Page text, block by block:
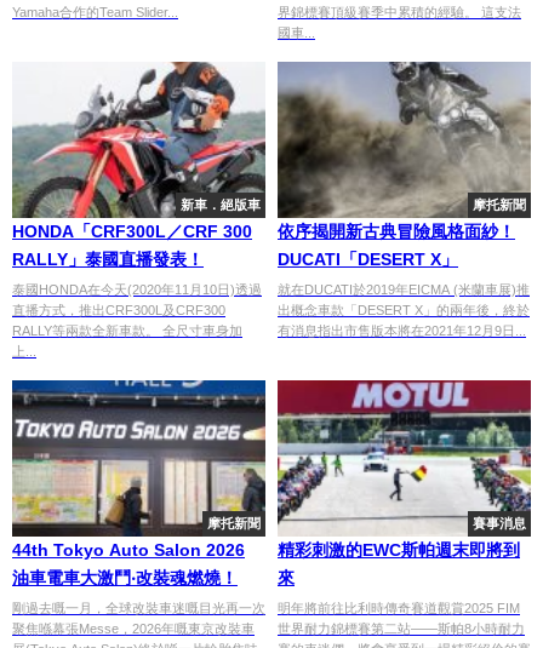
Yamaha合作的Team Slider...
界錦標賽頂級賽季中累積的經驗。 這支法
國車...
新車．絕版車
HONDA「CRF300L／CRF 300
RALLY」泰國直播發表！
泰國HONDA在今天(2020年11月10日)透過
直播方式，推出CRF300L及CRF300
RALLY等兩款全新車款。 全尺寸車身加
上...
摩托新聞
依序揭開新古典冒險風格面紗！
DUCATI「DESERT X」
就在DUCATI於2019年EICMA (米蘭車展)推
出概念車款「DESERT X」的兩年後，終於
有消息指出市售版本將在2021年12月9日...
摩托新聞
44th Tokyo Auto Salon 2026
油車電車大激鬥‧改裝魂燃燒！
剛過去嘅一月，全球改裝車迷嘅目光再一次
聚焦喺幕張Messe，2026年嘅東京改裝車
賽事消息
精彩刺激的EWC斯帕週末即將到
來
明年將前往比利時傳奇賽道觀賞2025 FIM
世界耐力錦標賽第二站——斯帕8小時耐力